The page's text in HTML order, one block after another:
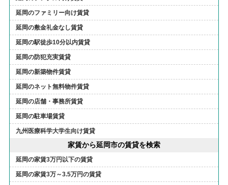
延岡のファミリー向け賃貸
延岡の敷金礼金なし賃貸
延岡の駅徒歩10分以内賃貸
延岡の防犯充実賃貸
延岡の新築物件賃貸
延岡のネット無料物件賃貸
延岡の店舗・事務所賃貸
延岡の駐車場賃貸
九州医療科学大学生向け賃貸
家賃から延岡市の賃貸を検索
延岡の家賃3万円以下の賃貸
延岡の家賃3万～3.5万円の賃貸